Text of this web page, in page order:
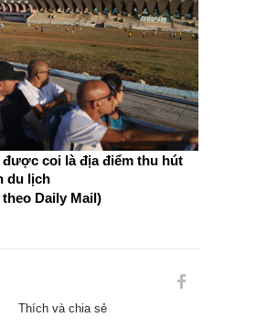
được coi là địa điểm thu hút
du lịch
Daily Mail)
Thích và chia sẻ